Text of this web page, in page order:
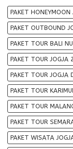
PAKET HONEYMOON
PAKET OUTBOUND
PAKET TOUR BALI
PAKET TOUR JOGJA
PAKET TOUR JOGJA
PAKET TOUR
PAKET TOUR
PAKET TOUR
PAKET WISATA